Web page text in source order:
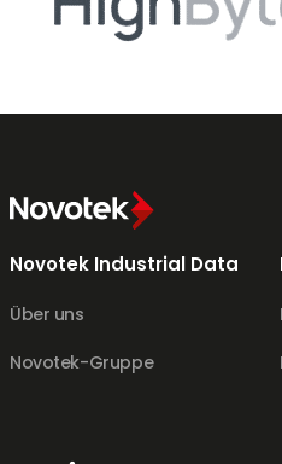
Novotek Industrial Data
Über uns
Novotek-Gruppe